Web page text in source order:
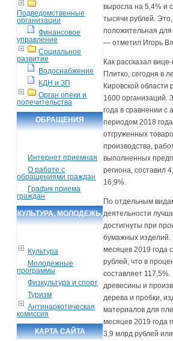
Подведомственные
организации
Финансовое
управление
Социальное
развитие
Водоснабжение
КДН и ЗП
Орган опеки и
попечительства
ОБРАЩЕНИЯ
Интернет приемная
О работе с
обращениями граждан
График приема
граждан
КУЛЬТУРА, МОЛОДЕЖЬ,
Культура
Молодежные
программы
Физкультура и спорт
Туризм
Антинаркотическая
комиссия
КАРТА САЙТА
выросла на 5,4% и
тысячи рублей.
положительная
— отметил Игорь
Как рассказал
Плитко, сегодня в
Кировской области
1600 организаций.
года в сравнении с
периодом 2018
отгруженных
производства,
выполненных
региона, составил
16,9%.
По отдельным
деятельности
достигнуты при
бумажных изделий.
месяцев 2019 года
рублей, что в
составляет
древесины и
дерева и пробки,
материалов для
месяцев 2019 года
3,9 млрд рублей